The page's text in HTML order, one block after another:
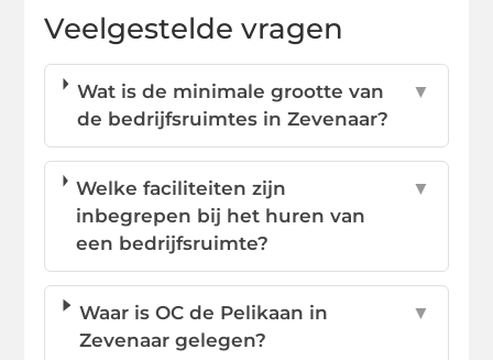
Veelgestelde vragen
Wat is de minimale grootte van
de bedrijfsruimtes in Zevenaar?
▼
Welke faciliteiten zijn
inbegrepen bij het huren van
een bedrijfsruimte?
▼
Waar is OC de Pelikaan in
Zevenaar gelegen?
▼